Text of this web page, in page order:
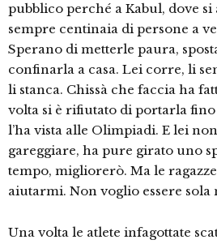
pubblico perché a Kabul, dove si
sempre centinaia di persone a
Sperano di metterle paura,
confinarla a casa. Lei corre, li
li stanca. Chissà che faccia ha
volta si è rifiutato di portarla
l’ha vista alle Olimpiadi. E lei
gareggiare, ha pure girato uno
tempo, migliorerò. Ma le
aiutarmi. Non voglio essere sola
Una volta le atlete infagottate